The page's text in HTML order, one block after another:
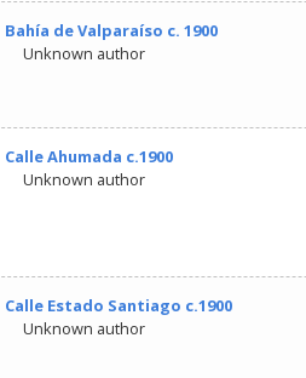
Bahía de Valparaíso c. 1900
Unknown author
Calle Ahumada c.1900
Unknown author
Calle Estado Santiago c.1900
Unknown author